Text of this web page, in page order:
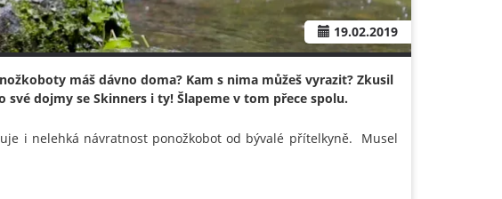
19.02.2019
máš dávno doma? Kam s nima můžeš vyrazit? Zkusil
dojmy se Skinners i ty! Šlapeme v tom přece spolu.
i nelehká návratnost ponožkobot od bývalé přítelkyně. Musel